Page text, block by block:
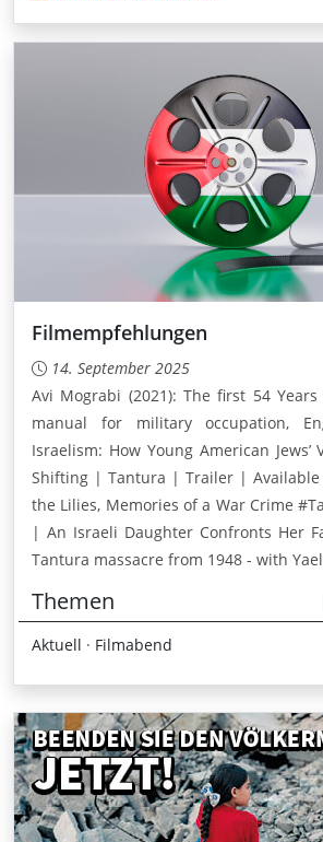
Filmempfehlungen
14. September 2025
Avi Mograbi (2021): The first 54
manual for military occupation,
Israelism: How Young American Jews’
Shifting | Tantura | Trailer |
the Lilies, Memories of a War Crime
| An Israeli Daughter Confronts Her
Tantura massacre from 1948 - with
Themen
Aktuell · Filmabend